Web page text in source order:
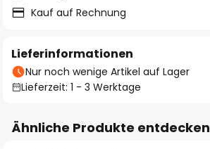
Kauf auf Rechnung
Lieferinformationen
Nur noch wenige Artikel auf Lager
Lieferzeit: 1 - 3 Werktage
Ähnliche Produkte entdecken